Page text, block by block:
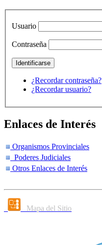
Usuario
Contraseña
¿Recordar contraseña?
¿Recordar usuario?
Enlaces de Interés
Organismos Provinciales
Poderes Judiciales
Otros Enlaces de Interés
Mapa del Sitio